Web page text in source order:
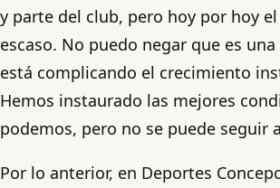
y parte del club, pero hoy por hoy
escaso. No puedo negar que es
está complicando el crecimiento
Hemos instaurado las mejores
podemos, pero no se puede seguir
Por lo anterior, en Deportes